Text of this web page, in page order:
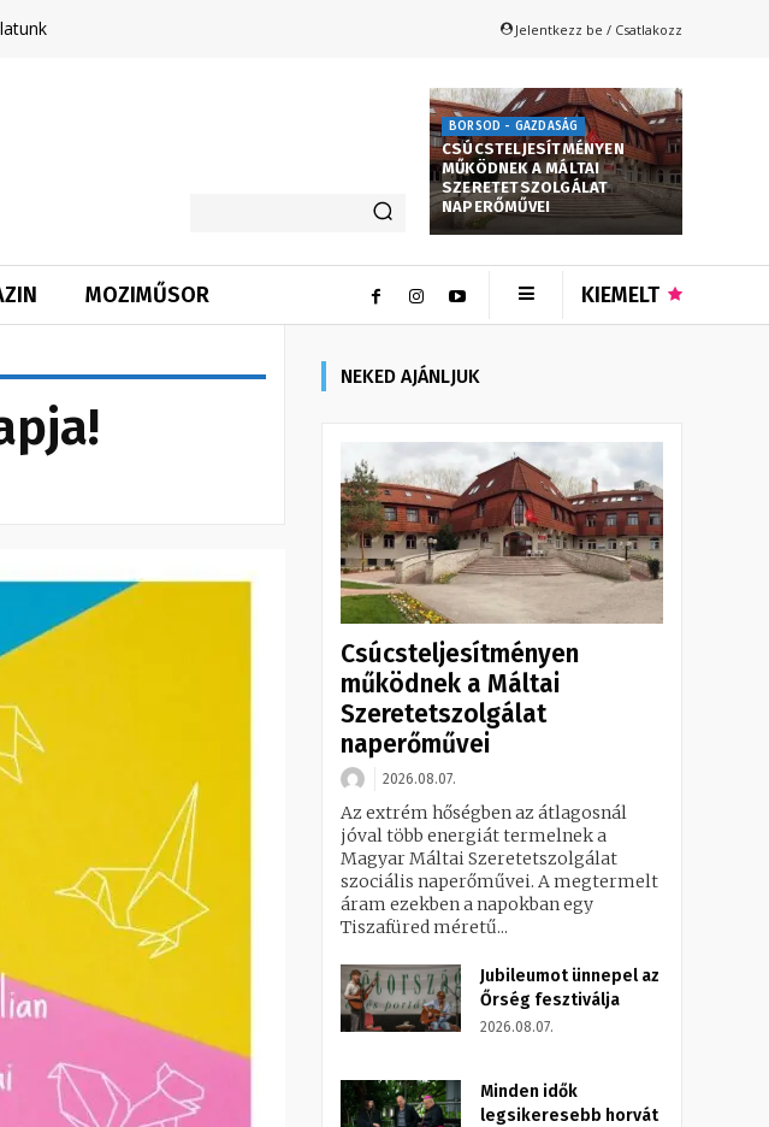
Jelentkezz be / Csatlakozz
BORSOD - GAZDASÁG
CSÚCSTELJESÍTMÉNYEN
MŰKÖDNEK A MÁLTAI
SZERETETSZOLGÁLAT
NAPERŐMŰVEI
MOZIMŰSOR KIEMELT
NEKED AJÁNLJUK
Csúcsteljesítményen
működnek a Máltai
Szeretetszolgálat
naperőművei
2026.08.07.
Az extrém hőségben az átlagosnál
jóval több energiát termelnek a
Magyar Máltai Szeretetszolgálat
szociális naperőművei. A megtermelt
áram ezekben a napokban egy
Tiszafüred méretű...
Jubileumot ünnepel az
Őrség fesztiválja
2026.08.07.
Minden idők
legsikeresebb horvát